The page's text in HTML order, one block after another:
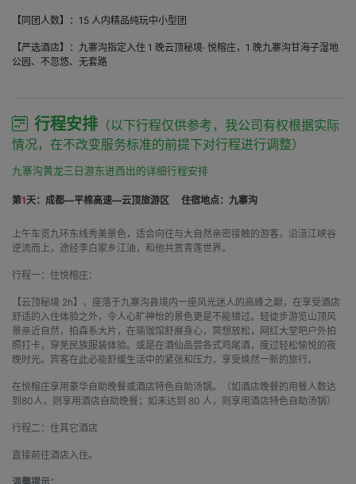
【同团人数】：15 人内精品纯玩中小型团
【严选酒店】：九寨沟指定入住 1 晚云顶秘境· 悦榕庄，1 晚九寨沟甘海子湿地
公园、不忽悠、无套路
行程安排 （以下行程仅供参考，我公司有权根据实际
情况，在不改变服务标准的前提下对行程进行调整）
九寨沟黄龙三日游东进西出的详细行程安排
第1天：成都—平棉高速—云顶旅游区 住宿地点：九寨沟
上午车览九环东线秀美景色，适合向往与大自然亲密接触的游客，沿涪江峡谷
逆流而上，途经李白家乡江油，和他共赏青莲世界。
行程一：住悦榕庄：
【云顶秘境 2h】，座落于九寨沟县境内一座风光迷人的高峰之巅，在享受酒店
舒适的入住体验之外，令人心旷神怡的景色更是不能错过。轻徒步游览山顶风
景亲近自然，拍森系大片，在瑜珈馆舒展身心，冥想放松，网红大堂吧户外拍
照打卡，穿羌民族服装体验。或是在酒仙品尝各式鸡尾酒，度过轻松愉悦的夜
晚时光。宾客在此必能舒缓生活中的紧张和压力，享受焕然一新的旅行。
在悦榕庄享用豪华自助晚餐或酒店特色自助汤锅。（如酒店晚餐的用餐人数达
到80人，则享用酒店自助晚餐；如未达到 80 人，则享用酒店特色自助汤锅）
行程二：住其它酒店
直接前往酒店入住。